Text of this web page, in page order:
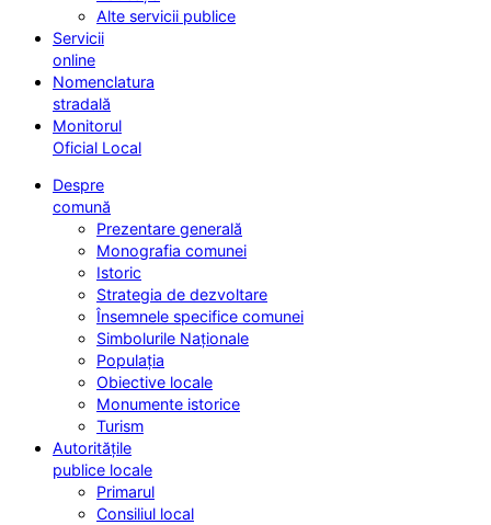
Alte servicii publice
Servicii
online
Nomenclatura
stradală
Monitorul
Oficial Local
Despre
comună
Prezentare generală
Monografia comunei
Istoric
Strategia de dezvoltare
Însemnele specifice comunei
Simbolurile Naționale
Populația
Obiective locale
Monumente istorice
Turism
Autoritățile
publice locale
Primarul
Consiliul local